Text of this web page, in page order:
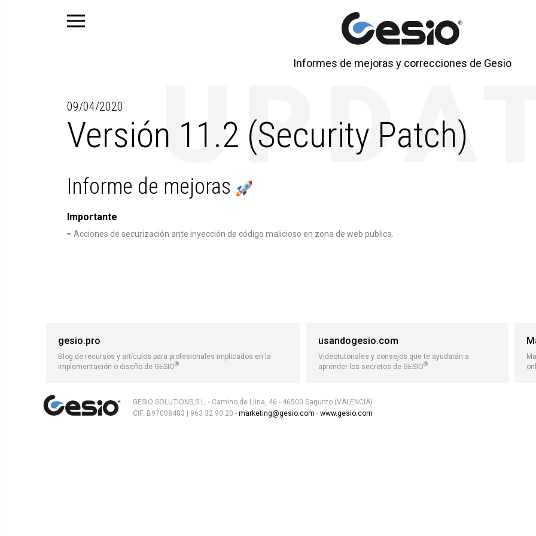
Informes de mejoras y correcciones de Gesio
09/04/2020
Versión 11.2 (Security Patch)
Informe de mejoras
Importante
Acciones de securización ante inyección de código malicioso en zona de web publica.
gesio.pro
Blog de recursos y artículos para profesionales implicados en la
implementación o diseño de GESIO®
usandogesio.com
Videotutoriales y consejos que te ayudarán a
aprender los secretos de GESIO®
GESIO SOLUTIONS,S.L. - Camino de Lliria, 46 - 46500 Sagunto (VALENCIA)
CIF: B97008403 | 963 32 90 20 - marketing@gesio.com - www.gesio.com